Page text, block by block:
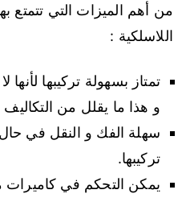
من أهم الميزات التي تتمتع
اللاسلكية :
تمتاز بسهولة تركيبها
و هذا ما يقلل من
سهلة الفك و النقل في
تركيبها.
يمكن التحكم في كاميرات